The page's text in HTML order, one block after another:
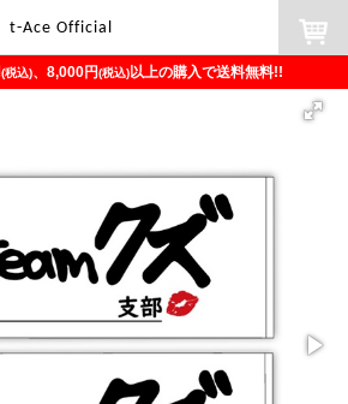
t-Ace Official
(税込)、8,000円(税込)以上の購入で送料無料!!